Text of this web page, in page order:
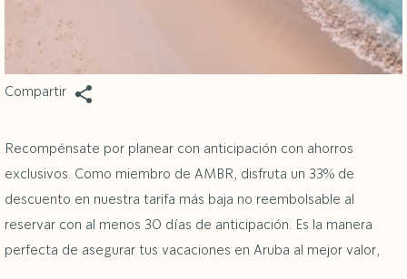
Compartir
Recompénsate por planear con anticipación con ahorros
exclusivos. Como miembro de AMBR, disfruta un 33% de
descuento en nuestra tarifa más baja no reembolsable al
reservar con al menos 30 días de anticipación. Es la manera
perfecta de asegurar tus vacaciones en Aruba al mejor valor,